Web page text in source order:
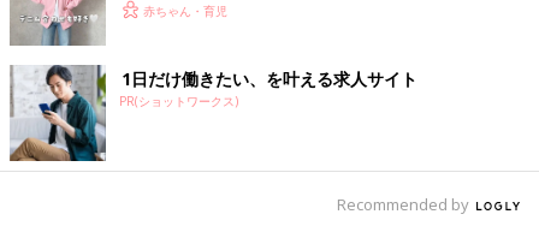
赤ちゃん・育児
1日だけ働きたい、を叶える求人サイト
PR(ショットワークス)
Recommended by